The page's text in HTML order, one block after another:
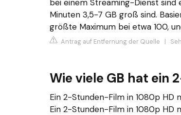
bei einem Streaming-Dienst sind
Minuten 3,5-7 GB groß sind.
größte Maximum bei etwa 100,
Antrag auf Entfernung der Quelle |
Wie viele GB hat ein
Ein 2-Stunden-Film in 1080p
Ein 2-Stunden-Film in 1080p